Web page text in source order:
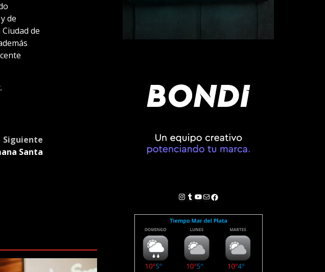
de
de
Siguiente
Santa
Instagram
Tumblr
YouTube
Correo electrónico
Facebook